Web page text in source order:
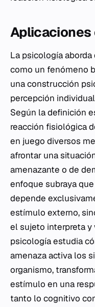
Aplicaciones
La psicología
como un fenómeno
una construcción
percepción
Según la definición
reacción fisiológica
en juego diversos
afrontar una
amenazante o de
enfoque subraya
depende
estímulo externo,
el sujeto interpreta y
psicología estudia
amenaza activa los
organismo,
estímulo en una
tanto lo cognitivo